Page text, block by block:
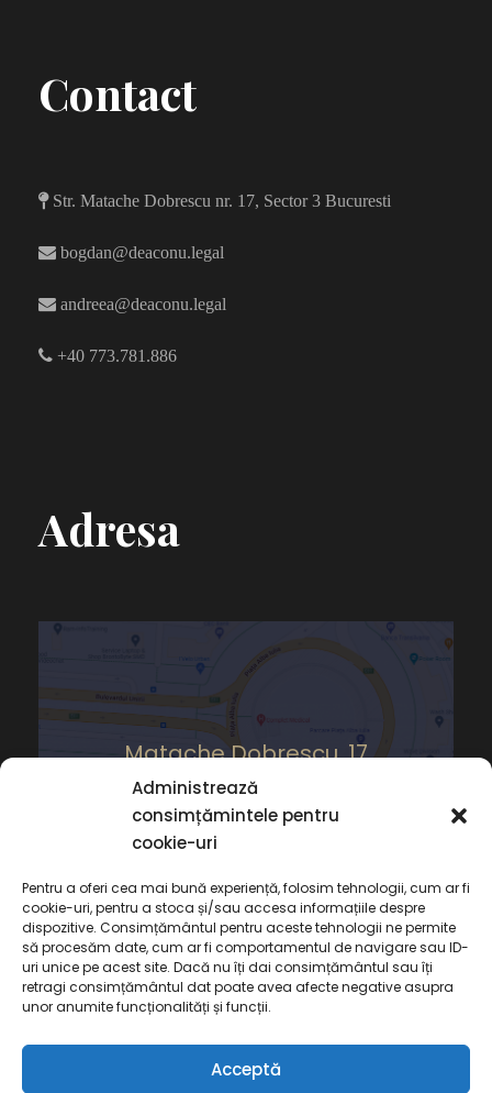
Administrează
consimțămintele pentru
cookie-uri
Pentru a oferi cea mai bună experiență, folosim tehnologii, cum ar fi
cookie-uri, pentru a stoca și/sau accesa informațiile despre
dispozitive. Consimțământul pentru aceste tehnologii ne permite
să procesăm date, cum ar fi comportamentul de navigare sau ID-
uri unice pe acest site. Dacă nu îți dai consimțământul sau îți
retragi consimțământul dat poate avea afecte negative asupra
unor anumite funcționalități și funcții.
Acceptă
Contact
Str. Matache Dobrescu nr. 17, Sector 3 Bucuresti
bogdan@deaconu.legal
andreea@deaconu.legal
+40 773.781.886
Adresa
Matache Dobrescu, 17